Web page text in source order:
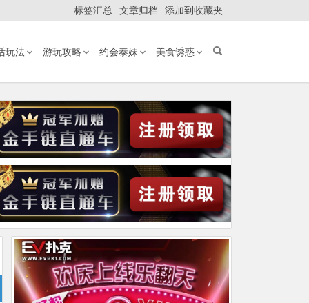
标签汇总 文章归档 添加到收藏夹
玩法 游玩攻略 约会泰妹 美食诱惑